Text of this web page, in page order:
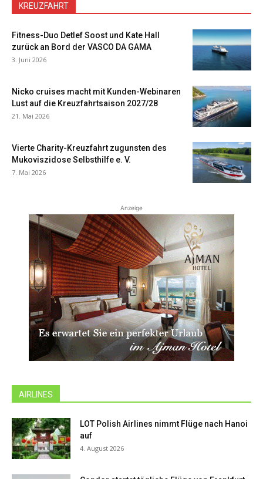
KREUZFAHRT
Fitness-Duo Detlef Soost und Kate Hall
zurück an Bord der VASCO DA GAMA
3. Juni 2026
Nicko cruises macht mit Kunden-Webinaren
Lust auf die Kreuzfahrtsaison 2027/28
21. Mai 2026
Vierte Charity-Kreuzfahrt zugunsten des
Mukoviszidose Selbsthilfe e. V.
7. Mai 2026
Anzeige
AIRLINES
LOT Polish Airlines nimmt Flüge nach Hanoi
auf
4. August 2026